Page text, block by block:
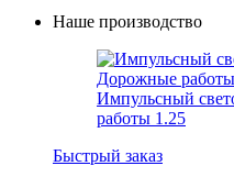
Наше производство
Импульсный
работы 1.25
Быстрый заказ